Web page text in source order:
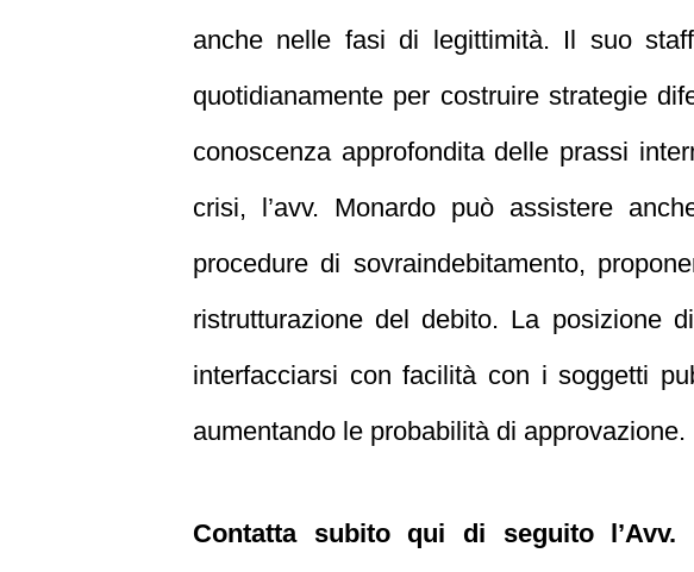
anche nelle fasi di legittimità. Il suo
quotidianamente per costruire strategie
conoscenza approfondita delle prassi
crisi, l’avv. Monardo può assistere
procedure di sovraindebitamento,
ristrutturazione del debito. La posizione
interfacciarsi con facilità con i soggetti
aumentando le probabilità di approvazione.
Contatta subito qui di seguito l’Avv.